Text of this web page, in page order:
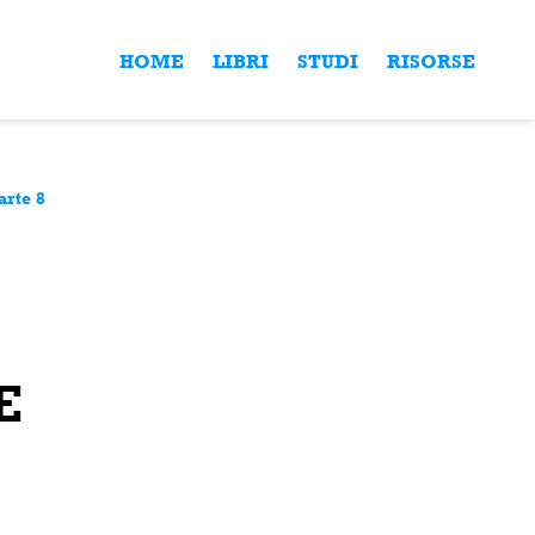
HOME LIBRI STUDI RISORSE
8